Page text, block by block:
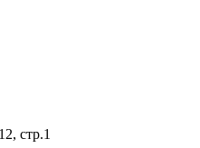
стр.1